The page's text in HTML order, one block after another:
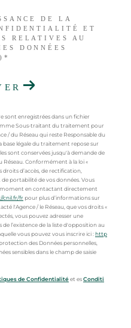
DE LA
ET
RELATIVES AU
DONNÉES
sont enregistrées dans un fichier
Sous-traitant du traitement pour
/ du Réseau qui reste Responsable du
base légale du traitement repose sur
sont conservées jusqu'à demande de
Réseau. Conformément à la loi «
droits d’accès, de rectification,
portabilité de vos données. Vous
en contactant directement
cnil.fr/fr pour plus d’informations sur
l'Agence / le Réseau, que vos droits «
vous pouvez adresser une
l’existence de la liste d'opposition au
vous pouvez vous inscrire ici : http
des Données personnelles,
sensibles dans le champ de saisie
de Confidentialitéet esConditi